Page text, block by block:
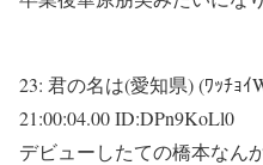
23: 君の名は(愛知県) (ﾜｯﾁｮｲ
21:00:04.00 ID:DPn9KoLl0
デビューしたての橋本なん